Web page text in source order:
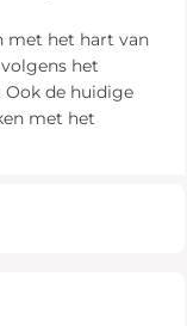
met het hart van
het
Ook de huidige
met het